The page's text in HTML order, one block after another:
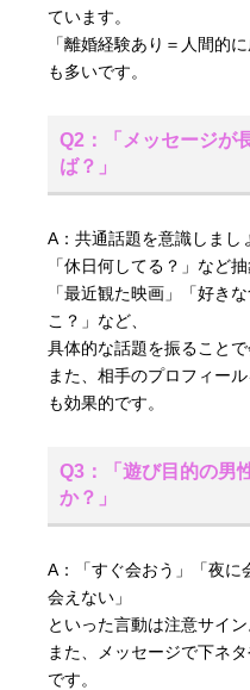
ています。
「離婚経験あり＝人間的
も多いです。
Q2：「メッセージが
ば？」
A：共通話題を意識しまし
「休日何してる？」など
「最近観た映画」「好き
こ？」など、
具体的な話題を振ることで
また、相手のプロフィー
も効果的です。
Q3：「遊び目的の男
か？」
A：「すぐ会おう」「夜に
会えない」
といった言動は注意サイン
また、メッセージで下ネ
です。